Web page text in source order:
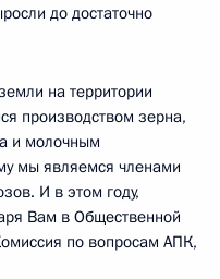
до достаточно
на территории
производством зерна,
и молочным
мы являемся членами
И в этом году,
Вам в Общественной
по вопросам АПК,